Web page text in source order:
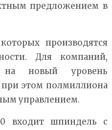
предложением в
производятся
Для компаний,
новый уровень
при этом полмиллиона
управлением.
входит шпиндель с